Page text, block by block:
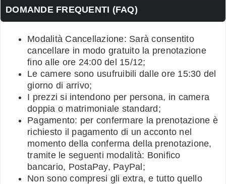
DOMANDE FREQUENTI (FAQ)
Modalità Cancellazione: Sarà consentito
cancellare in modo gratuito la prenotazione
fino alle ore 24:00 del 15/12;
Le camere sono usufruibili dalle ore 15:30 del
giorno di arrivo;
I prezzi si intendono per persona, in camera
doppia o matrimoniale standard;
Pagamento: per confermare la prenotazione è
richiesto il pagamento di un acconto nel
momento della conferma della prenotazione,
tramite le seguenti modalità: Bonifico
bancario, PostaPay, PayPal;
Non sono compresi gli extra, e tutto quello